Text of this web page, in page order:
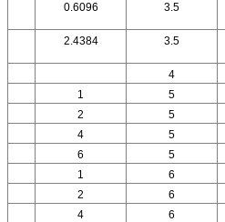
3.5
0.6096
3.5
2.4384
4
5
1
5
2
5
4
5
6
6
1
6
2
6
4